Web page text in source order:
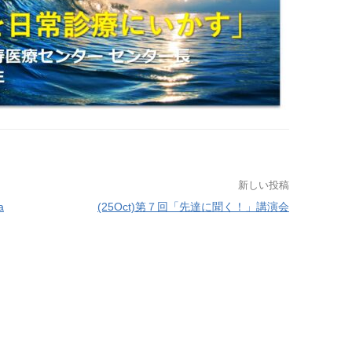
新しい投稿
(25Oct)第７回「先達に聞く！」講演会